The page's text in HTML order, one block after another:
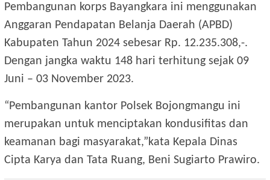
Pembangunan korps Bayangkara ini menggunakan
Anggaran Pendapatan Belanja Daerah (APBD)
Kabupaten Tahun 2024 sebesar Rp. 12.235.308,-.
Dengan jangka waktu 148 hari terhitung sejak 09
Juni – 03 November 2023.
“Pembangunan kantor Polsek Bojongmangu ini
merupakan untuk menciptakan kondusifitas dan
keamanan bagi masyarakat,”kata Kepala Dinas
Cipta Karya dan Tata Ruang, Beni Sugiarto Prawiro.